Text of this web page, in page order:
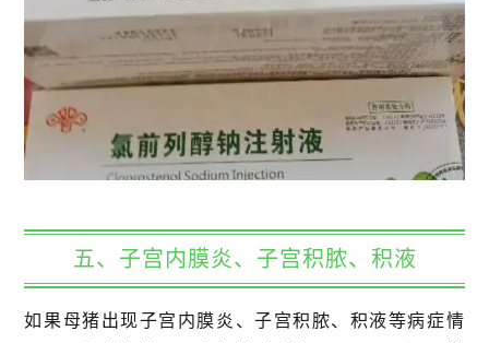
五、子宫内膜炎、子宫积脓、积液
如果母猪出现子宫内膜炎、子宫积脓、积液等病症情